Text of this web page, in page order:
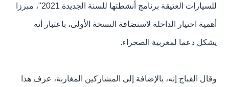
للسيارات العتيقة برنامج أنشطتها للسنة الجديدة 2021"، مبرزا
أهمية اختيار الداخلة لاستضافة النسخة الأولى، باعتبار أنه
يشكل دعما لمغربية الصحراء.
وقال القباج إنه، بالإضافة إلى المشاركين المغاربة، عرف هذا